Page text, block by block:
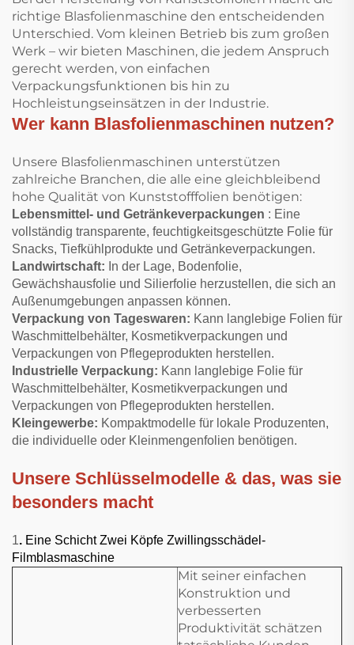
richtige Blasfolienmaschine den entscheidenden
Unterschied. Vom kleinen Betrieb bis zum großen
Werk – wir bieten Maschinen, die jedem Anspruch
gerecht werden, von einfachen
Verpackungsfunktionen bis hin zu
Hochleistungseinsätzen in der Industrie.
Wer kann Blasfolienmaschinen nutzen?
Unsere Blasfolienmaschinen unterstützen
zahlreiche Branchen, die alle eine gleichbleibend
hohe Qualität von Kunststofffolien benötigen:
Lebensmittel- und Getränkeverpackungen : Eine
vollständig transparente, feuchtigkeitsgeschützte Folie für
Snacks, Tiefkühlprodukte und Getränkeverpackungen.
Landwirtschaft: In der Lage, Bodenfolie,
Gewächshausfolie und Silierfolie herzustellen, die sich an
Außenumgebungen anpassen können.
Verpackung von Tageswaren: Kann langlebige Folien für
Waschmittelbehälter, Kosmetikverpackungen und
Verpackungen von Pflegeprodukten herstellen.
Industrielle Verpackung: Kann langlebige Folie für
Waschmittelbehälter, Kosmetikverpackungen und
Verpackungen von Pflegeprodukten herstellen.
Kleingewerbe: Kompaktmodelle für lokale Produzenten,
die individuelle oder Kleinmengenfolien benötigen.
Unsere Schlüsselmodelle & das, was sie
besonders macht
1. Eine Schicht Zwei Köpfe Zwillingsschädel-
Filmblasmaschine
Mit seiner einfachen
Konstruktion und
verbesserten
Produktivität schätzen